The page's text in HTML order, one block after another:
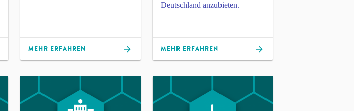
MEHR ERFAHREN
Deutschland anzubieten.
MEHR ERFAHREN